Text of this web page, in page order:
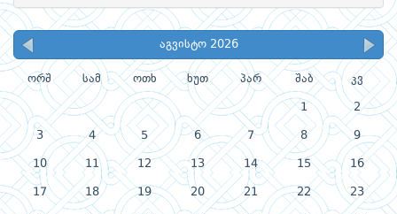
აგვისტო 2026
ორშ სამ ოთხ ხუთ პარ შაბ კვ
1 2
3 4 5 6 7 8 9
10 11 12 13 14 15 16
17 18 19 20 21 22 23